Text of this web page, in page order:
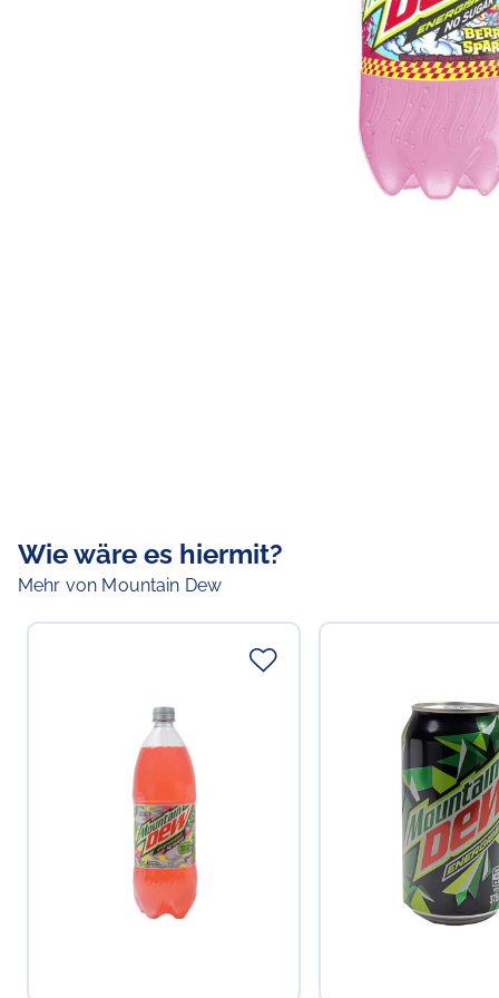
Wie wäre es hiermit?
Mehr von Mountain Dew